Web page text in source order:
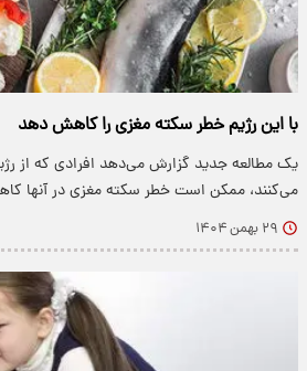
با این رژیم خطر سکته مغزی را کاهش دهد
یک مطالعه جدید گزارش می‌دهد افرادی که از
می‌کنند، ممکن است خطر سکته مغزی در آنها
۲۹ بهمن ۱۴۰۴